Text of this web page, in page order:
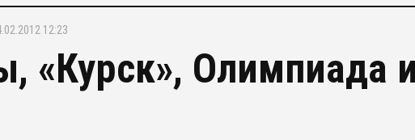
12:23
«Курск», Олимпиада